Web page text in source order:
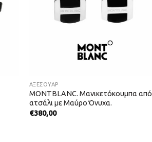
ΑΞΕΣΟΥΑΡ
MONTBLANC. Μανικετόκουμπα από
ατσάλι με Μαύρο Όνυχα.
€380,00